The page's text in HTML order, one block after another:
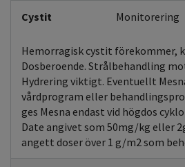
Cystit Monitorering
Hemorragisk cystit förekommer,
Dosberoende. Strålbehandling
Hydrering viktigt. Eventuellt
vårdprogram eller
ges Mesna endast vid högdos
Date angivet som 50mg/kg eller
angett doser över 1 g/m2 som